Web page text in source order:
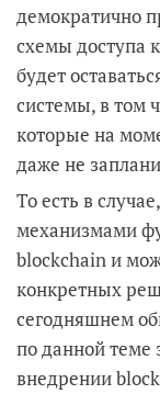
демократично
схемы доступа
будет
системы, в том
которые на
даже не
То есть в
механизмами
blockchain и
конкретных
сегодняшнем
по данной теме
внедрении